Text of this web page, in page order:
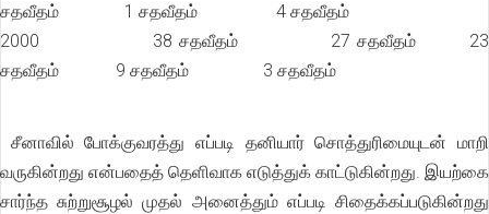
சதவீதம் 1 சதவீதம் 4 சதவீதம்
2000 38 சதவீதம் 27 சதவீதம் 23
சதவீதம் 9 சதவீதம் 3 சதவீதம்
சீனாவில் போக்குவரத்து எப்படி தனியார் சொத்துரிமையுடன் மாறி
வருகின்றது என்பதைத் தெளிவாக எடுத்துக் காட்டுகின்றது. இயற்கை
சார்ந்த சுற்றுசூழல் முதல் அனைத்தும் எப்படி சிதைக்கப்படுகின்றது